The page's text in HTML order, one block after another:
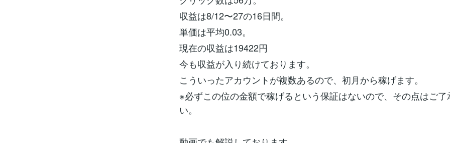
収益は8/12〜27の16日間。
単価は平均0.03。
現在の収益は19422円
今も収益が入り続けております。
こういったアカウントが複数あるので、初月から稼げます。
※必ずこの位の金額で稼げるという保証はないので、その点はご
い。